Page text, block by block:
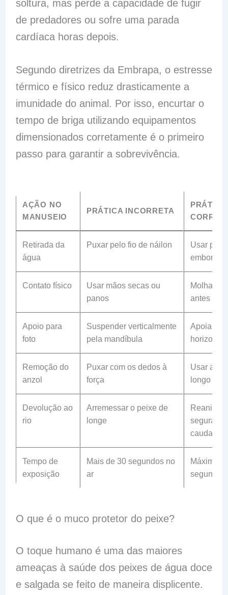
soltura, mas perde a capacidade de fugir
de predadores ou sofre uma parada
cardíaca horas depois.
Segundo diretrizes da Embrapa, o estresse
térmico e físico reduz drasticamente a
imunidade do animal. Por isso, encurtar o
tempo de briga utilizando equipamentos
dimensionados corretamente é o primeiro
passo para garantir a sobrevivência.
AÇÃO NO
MANUSEIO
PRÁTICA INCORRETA
PRÁTICA
Retirada da
água
Puxar pelo fio de náilon
Usar
Contato físico
Usar mãos secas ou
panos
Molhar as
antes de
Apoio para
foto
Suspender verticalmente
pela mandíbula
Apoiar o
horizontal
Remoção do
anzol
Puxar com os dedos à
força
Usar
longo
Devolução ao
rio
Arremessar o peixe de
longe
Reanimar
cauda
Tempo de
exposição
Mais de 30 segundos no
ar
Máximo
segundos
O que é o muco protetor do peixe?
O toque humano é uma das maiores
ameaças à saúde dos peixes de água doce
e salgada se feito de maneira displicente.